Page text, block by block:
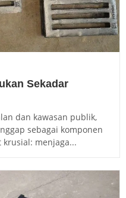
Sekadar
dan kawasan publik,
sebagai komponen
krusial: menjaga...